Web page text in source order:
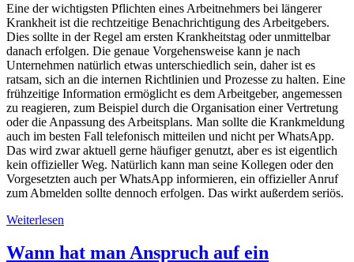
Eine der wichtigsten Pflichten eines Arbeitnehmers bei längerer
Krankheit ist die rechtzeitige Benachrichtigung des Arbeitgebers.
Dies sollte in der Regel am ersten Krankheitstag oder unmittelbar
danach erfolgen. Die genaue Vorgehensweise kann je nach
Unternehmen natürlich etwas unterschiedlich sein, daher ist es
ratsam, sich an die internen Richtlinien und Prozesse zu halten. Eine
frühzeitige Information ermöglicht es dem Arbeitgeber, angemessen
zu reagieren, zum Beispiel durch die Organisation einer Vertretung
oder die Anpassung des Arbeitsplans. Man sollte die Krankmeldung
auch im besten Fall telefonisch mitteilen und nicht per WhatsApp.
Das wird zwar aktuell gerne häufiger genutzt, aber es ist eigentlich
kein offizieller Weg. Natürlich kann man seine Kollegen oder den
Vorgesetzten auch per WhatsApp informieren, ein offizieller Anruf
zum Abmelden sollte dennoch erfolgen. Das wirkt außerdem seriös.
Weiterlesen
Wann hat man Anspruch auf ein